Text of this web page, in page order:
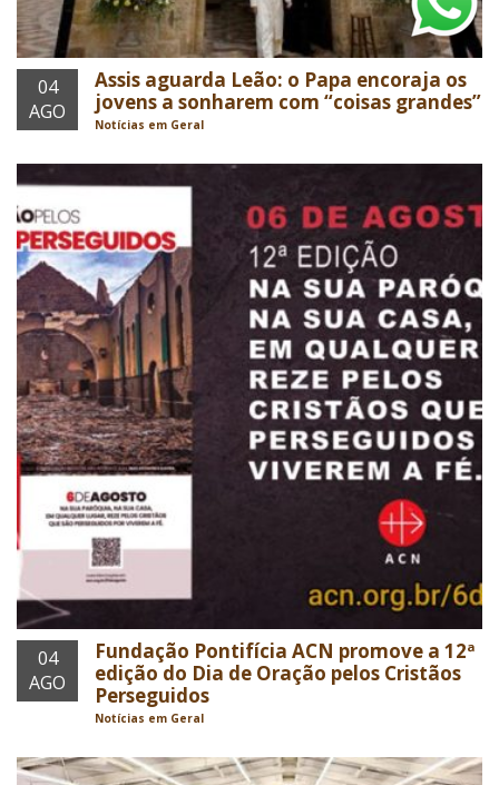
04
AGO
Assis aguarda Leão: o Papa encoraja os
jovens a sonharem com “coisas grandes”
Notícias em Geral
04
AGO
Fundação Pontifícia ACN promove a 12ª
edição do Dia de Oração pelos Cristãos
Perseguidos
Notícias em Geral